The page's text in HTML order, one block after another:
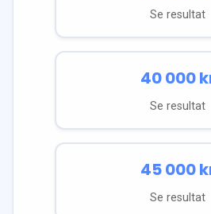
Se resultat
40 000
Se resultat
45 000
Se resultat